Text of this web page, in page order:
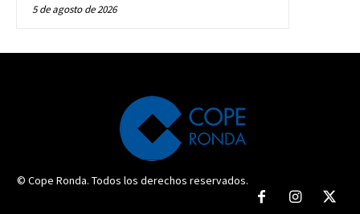
5 de agosto de 2026
© Cope Ronda. Todos los derechos reservados.